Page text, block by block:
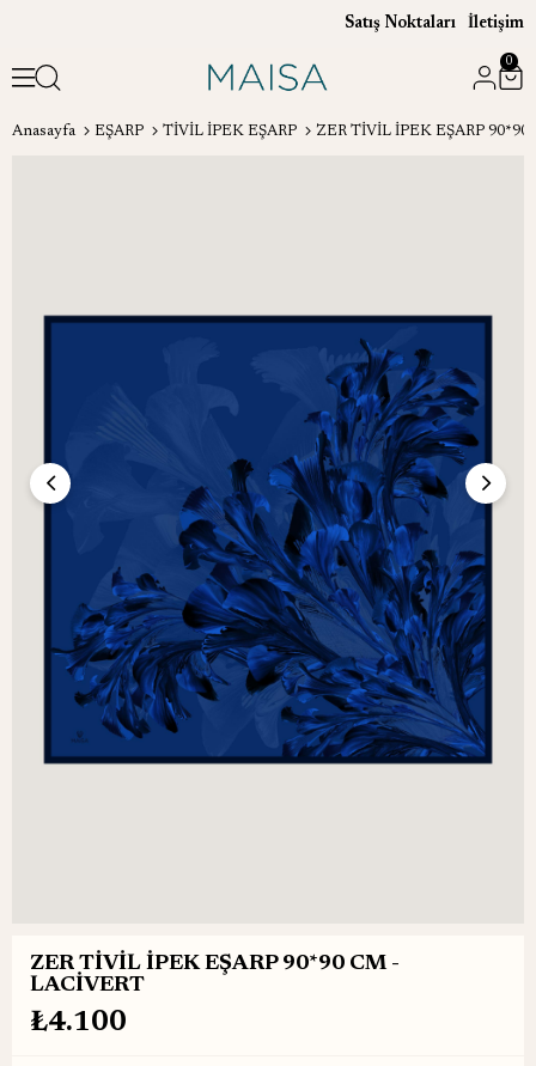
Satış Noktaları İletişim
0
Anasayfa EŞARP TİVİL İPEK EŞARP ZER TİVİL İPEK EŞARP 90*90
ZER TİVİL İPEK EŞARP 90*90 CM -
LACİVERT
₺4.100